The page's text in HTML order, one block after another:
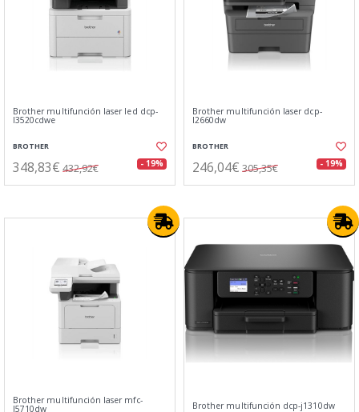
Brother multifunción laser led dcp-
l3520cdwe
BROTHER
348,83€ 432,92€ - 19%
Brother multifunción laser dcp-
l2660dw
BROTHER
246,04€ 305,35€ - 19%
Brother multifunción laser mfc-
l5710dw Brother multifunción dcp-j1310dw